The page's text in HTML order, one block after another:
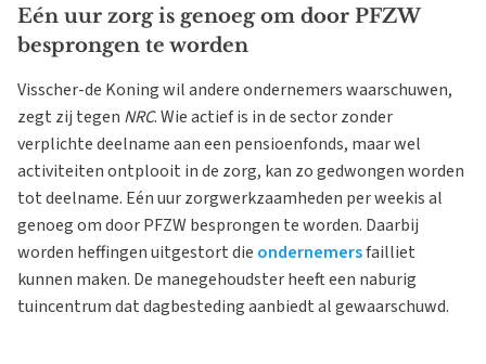
Eén uur zorg is genoeg om door PFZW
besprongen te worden
Visscher-de Koning wil andere ondernemers waarschuwen,
zegt zij tegen NRC. Wie actief is in de sector zonder
verplichte deelname aan een pensioenfonds, maar wel
activiteiten ontplooit in de zorg, kan zo gedwongen worden
tot deelname. Eén uur zorgwerkzaamheden per weekis al
genoeg om door PFZW besprongen te worden. Daarbij
worden heffingen uitgestort die ondernemersfailliet
kunnen maken. De manegehoudster heeft een naburig
tuincentrum dat dagbesteding aanbiedt al gewaarschuwd.